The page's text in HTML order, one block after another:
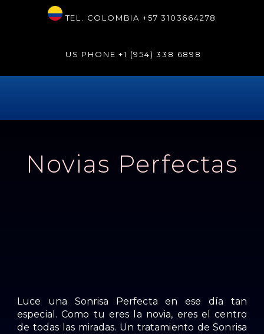
TEL. COLOMBIA +57 3103664278
US PHONE+1 (954) 338 6898
Novias Perfectas
Luce una Sonrisa Perfecta en ese día tan
especial. Como tu eres la novia, eres el centro
de todas las miradas. Un tratamiento de Sonrisa